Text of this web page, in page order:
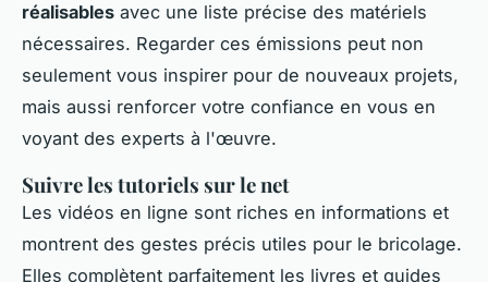
réalisables avec une liste précise des matériels
nécessaires. Regarder ces émissions peut non
seulement vous inspirer pour de nouveaux projets,
mais aussi renforcer votre confiance en vous en
voyant des experts à l'œuvre.
Suivre les tutoriels sur le net
Les vidéos en ligne sont riches en informations et
montrent des gestes précis utiles pour le bricolage.
Elles complètent parfaitement les livres et guides